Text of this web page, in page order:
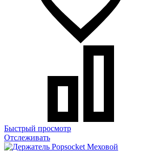
Быстрый просмотр
Отслеживать